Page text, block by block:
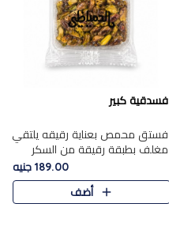
فسدقية كبير
فستق محمص بعناية رقيقه يلتقي
مغلف بطبقة رقيقة من السكر
المكرمل، ليقدم مذاقًا فاخرًا حلوي
شرقية فاخرة ونكهة غنية ناتي تميز
كل قطعة و قوام هش
189.00 جنيه
أضف